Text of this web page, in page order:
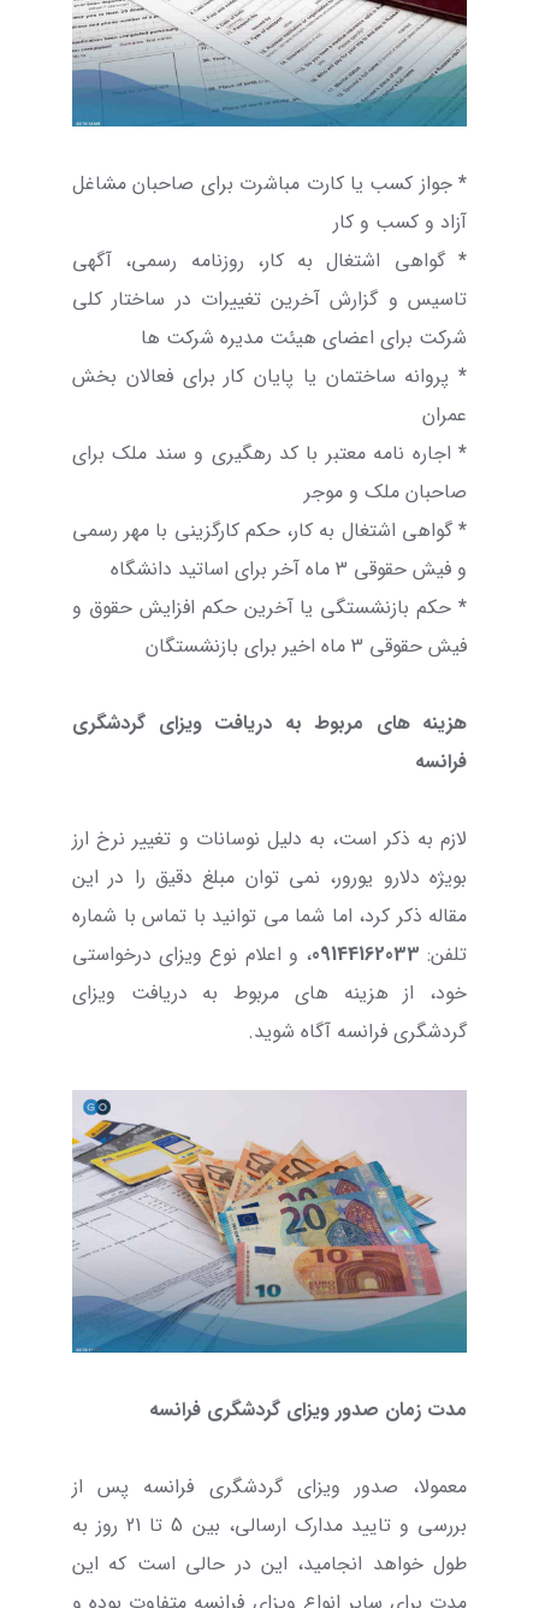
*جواز کسب یا کارت مباشرت برای صاحبان مشاغل
آزاد و کسب و کار
*گواهی اشتغال به کار، روزنامه رسمی، آگهی
تاسیس و گزارش آخرین تغییرات در ساختار کلی
شرکت برای اعضای هیئت مدیره شرکت ها
* پروانه ساختمان یا پایان کار برای فعالان بخش
عمران
* اجاره نامه معتبر با کد رهگیری و سند ملک برای
صاحبان ملک و موجر
*گواهی اشتغال به کار، حکم کارگزینی با مهر رسمی
و فیش حقوقی 3 ماه آخر برای اساتید دانشگاه
* حکم بازنشستگی یا آخرین حکم افزایش حقوق و
فیش حقوقی 3 ماه اخیر برای بازنشستگان
هزینه های مربوط به دریافت ویزای گردشگری
فرانسه
لازم به ذکر است، به دلیل نوسانات و تغییر نرخ ارز
بویژه دلارو یورور، نمی توان مبلغ دقیق را در این
مقاله ذکر کرد، اما شما می توانید با تماس با شماره
تلفن: 09144162033، و اعلام نوع ویزای درخواستی
خود، از هزینه های مربوط به دریافت ویزای
گردشگری فرانسه آگاه شوید.
مدت زمان صدور ویزای گردشگری فرانسه
معمولا، صدور ویزای گردشگری فرانسه پس از
بررسی و تایید مدارک ارسالی، بین 5 تا 21 روز به
طول خواهد انجامید، این در حالی است که این